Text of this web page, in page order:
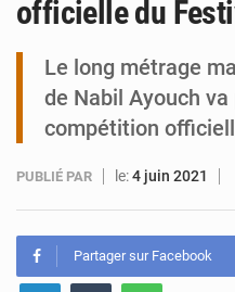
officielle du
Le long métrage
de Nabil Ayouch
compétition
PUBLIÉ PAR le:4 juin 2021
Partager sur Facebook